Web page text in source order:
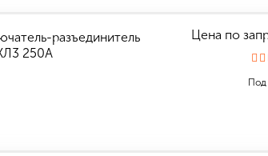
разъединитель
250А
Цена по
Под